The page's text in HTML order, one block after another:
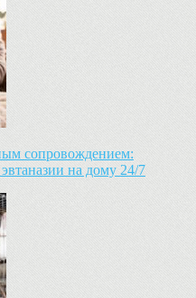
сопровождением:
на дому 24/7